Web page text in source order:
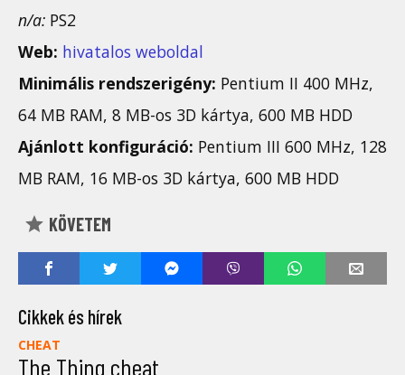
n/a: PS2
Web: hivatalos weboldal
Minimális rendszerigény: Pentium II 400 MHz,
64 MB RAM, 8 MB-os 3D kártya, 600 MB HDD
Ajánlott konfiguráció: Pentium III 600 MHz, 128
MB RAM, 16 MB-os 3D kártya, 600 MB HDD
KÖVETEM
Cikkek és hírek
CHEAT
The Thing cheat